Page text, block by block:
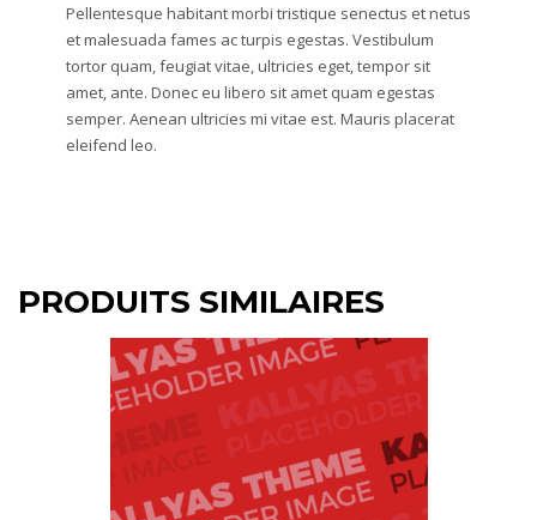
Pellentesque habitant morbi tristique senectus et netus
et malesuada fames ac turpis egestas. Vestibulum
tortor quam, feugiat vitae, ultricies eget, tempor sit
amet, ante. Donec eu libero sit amet quam egestas
semper. Aenean ultricies mi vitae est. Mauris placerat
eleifend leo.
PRODUITS SIMILAIRES